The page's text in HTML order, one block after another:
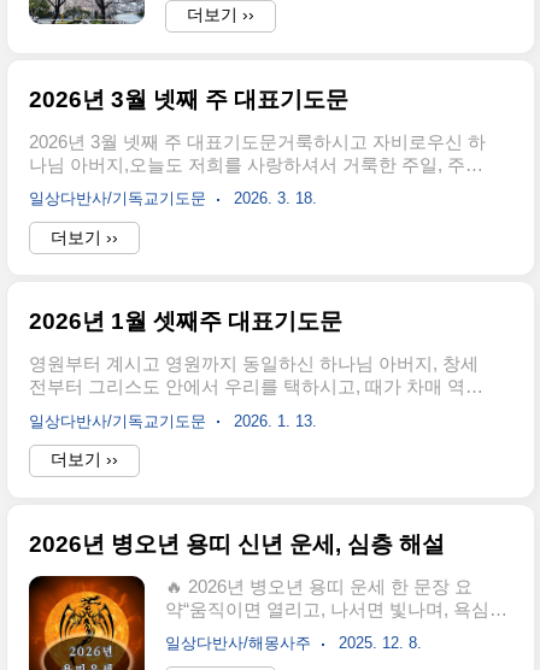
죽은 것 같던 가지마다 새싹이 돋아나는 이
계절에, 우리의 영혼도 새롭게 하시는 주님
게 하신 주님의 은혜에 감사와 찬양을 올려
은혜보다 죄가 많았고, 감사보다 불평이 앞
섰음을 고백합니다. 하나님을 의지한다 말
하면서도 실제로는 세상의 방법과 내 생각
예수 그리스..
더보기 ››
2026년 3월 넷째 주 대표기도문
2026년 3월 넷째 주 대표기도문거룩하시고 자비로우신 하
나님 아버지,오늘도 저희를 사랑하셔서 거룩한 주일, 주님
의 전에 나아와 예배드리게 하시니 감사와 찬양과 영광을
올려드립니다. 온 천지만물을 말씀으로 창조하시고 지금
도 다스리시는 하나님께서 저희의 삶을 붙드시고 인도하
심을 믿으며 이 시간 겸손히 주님 앞에 나아갑니다. 지난
다 나의 뜻을 앞세우며 살아왔던 죄를 고백합니다. 입술로
했던 저희의 연약함을 용서하여 주옵소서. 주님의 십자가
사랑을 잊고 살았던 저희를 긍휼히 여겨 주시고, 보혈의 은
혜로 깨끗하게 하여 주옵소서.사랑의 하나님,이 사순..
일상다반사/기독교기도문 2026. 3. 18.
더보기 ››
2026년 1월 셋째주 대표기도문
영원부터 계시고 영원까지 동일하신 하나님 아버지, 창세
전부터 그리스도 안에서 우리를 택하시고, 때가 차매 역사
속에 구원의 경륜을 드러내신 주님 앞에 2026년 1월 셋째
주일 예배로 나아옵니다. 주님, 우리는 예배를 단지 한 주
의 종교적 의무로 드리는 자들이 아니라, 피로 값 주고 사
신 언약 백성으로서, 구속의 역사 안에 불려 들어온 자들임
구원을 이루신 하나님, 부활로 새 창조를 여신 하나님께 고
조하시고, 생명을 주셨으나, 인간은 창조의 질서를 거슬러
자기 길을 택했고, 그 결과 죄와 사망이 세상에 들어왔음을
고백합니다. 그러나 주..
일상다반사/기독교기도문 2026. 1. 13.
더보기 ››
2026년 병오년 용띠 신년 운세, 심층 해설
🔥 2026년 병오년 용띠 운세 한 문장 요
약“움직이면 열리고, 나서면 빛나며, 욕심을
조절하면 크게 성장하는 해.”1. 병오년(丙午
年) 기운과 용띠(辰土)의 상호작용1) 용띠의
일상다반사/해몽사주 2025. 12. 8.